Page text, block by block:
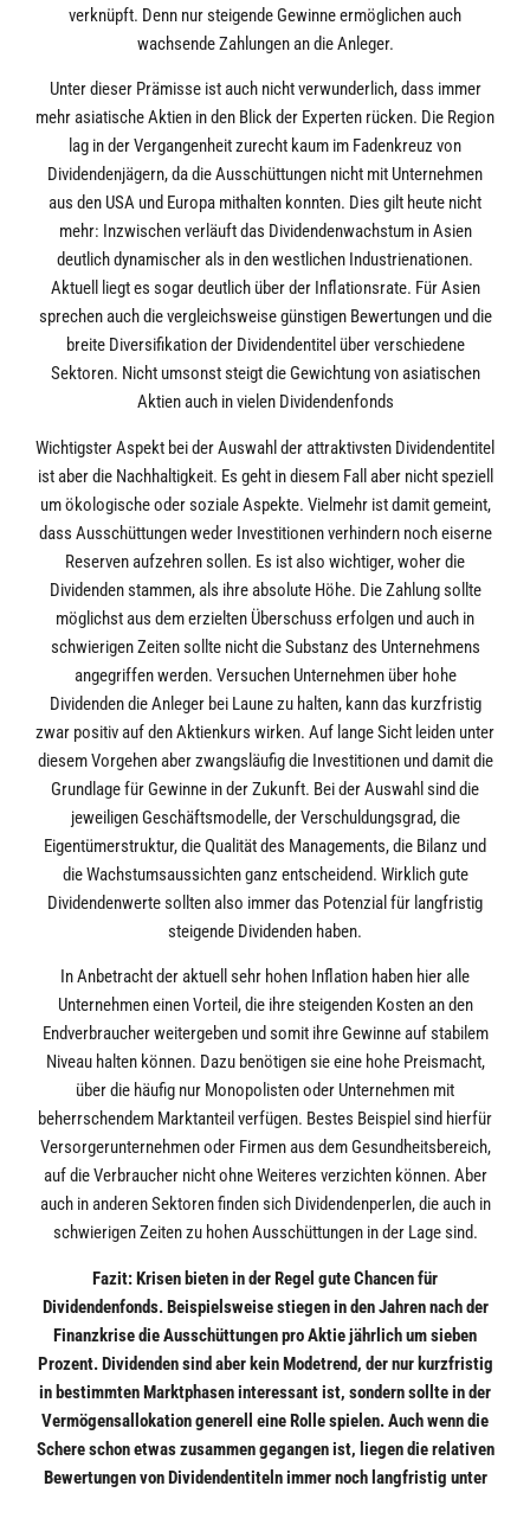
verknüpft. Denn nur steigende Gewinne ermöglichen auch
wachsende Zahlungen an die Anleger.
Unter dieser Prämisse ist auch nicht verwunderlich, dass immer
mehr asiatische Aktien in den Blick der Experten rücken. Die Region
lag in der Vergangenheit zurecht kaum im Fadenkreuz von
Dividendenjägern, da die Ausschüttungen nicht mit Unternehmen
aus den USA und Europa mithalten konnten. Dies gilt heute nicht
mehr: Inzwischen verläuft das Dividendenwachstum in Asien
deutlich dynamischer als in den westlichen Industrienationen.
Aktuell liegt es sogar deutlich über der Inflationsrate. Für Asien
sprechen auch die vergleichsweise günstigen Bewertungen und die
breite Diversifikation der Dividendentitel über verschiedene
Sektoren. Nicht umsonst steigt die Gewichtung von asiatischen
Aktien auch in vielen Dividendenfonds
Wichtigster Aspekt bei der Auswahl der attraktivsten Dividendentitel
ist aber die Nachhaltigkeit. Es geht in diesem Fall aber nicht speziell
um ökologische oder soziale Aspekte. Vielmehr ist damit gemeint,
dass Ausschüttungen weder Investitionen verhindern noch eiserne
Reserven aufzehren sollen. Es ist also wichtiger, woher die
Dividenden stammen, als ihre absolute Höhe. Die Zahlung sollte
möglichst aus dem erzielten Überschuss erfolgen und auch in
schwierigen Zeiten sollte nicht die Substanz des Unternehmens
angegriffen werden. Versuchen Unternehmen über hohe
Dividenden die Anleger bei Laune zu halten, kann das kurzfristig
zwar positiv auf den Aktienkurs wirken. Auf lange Sicht leiden unter
diesem Vorgehen aber zwangsläufig die Investitionen und damit die
Grundlage für Gewinne in der Zukunft. Bei der Auswahl sind die
jeweiligen Geschäftsmodelle, der Verschuldungsgrad, die
Eigentümerstruktur, die Qualität des Managements, die Bilanz und
die Wachstumsaussichten ganz entscheidend. Wirklich gute
Dividendenwerte sollten also immer das Potenzial für langfristig
steigende Dividenden haben.
In Anbetracht der aktuell sehr hohen Inflation haben hier alle
Unternehmen einen Vorteil, die ihre steigenden Kosten an den
Endverbraucher weitergeben und somit ihre Gewinne auf stabilem
Niveau halten können. Dazu benötigen sie eine hohe Preismacht,
über die häufig nur Monopolisten oder Unternehmen mit
beherrschendem Marktanteil verfügen. Bestes Beispiel sind hierfür
Versorgerunternehmen oder Firmen aus dem Gesundheitsbereich,
auf die Verbraucher nicht ohne Weiteres verzichten können. Aber
auch in anderen Sektoren finden sich Dividendenperlen, die auch in
schwierigen Zeiten zu hohen Ausschüttungen in der Lage sind.
Fazit: Krisen bieten in der Regel gute Chancen für
Dividendenfonds. Beispielsweise stiegen in den Jahren nach der
Finanzkrise die Ausschüttungen pro Aktie jährlich um sieben
Prozent. Dividenden sind aber kein Modetrend, der nur kurzfristig
in bestimmten Marktphasen interessant ist, sondern sollte in der
Vermögensallokation generell eine Rolle spielen. Auch wenn die
Schere schon etwas zusammen gegangen ist, liegen die relativen
Bewertungen von Dividendentiteln immer noch langfristig unter